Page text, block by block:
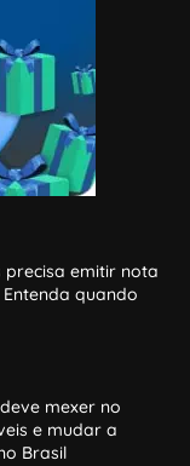
emitir nota
quando
mexer no
e mudar a
Brasil